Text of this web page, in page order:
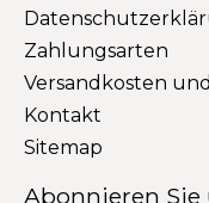
Zahlungsarten
Versandkosten
Kontakt
Sitemap
Abonnieren Sie